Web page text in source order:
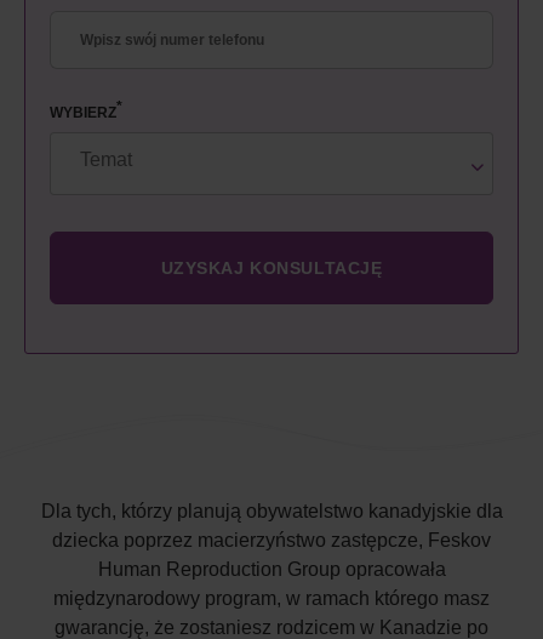
WYBIERZ*
Dla tych, którzy planują obywatelstwo kanadyjskie dla
dziecka poprzez macierzyństwo zastępcze, Feskov
Human Reproduction Group opracowała
międzynarodowy program, w ramach którego masz
gwarancję, że zostaniesz rodzicem w Kanadzie po